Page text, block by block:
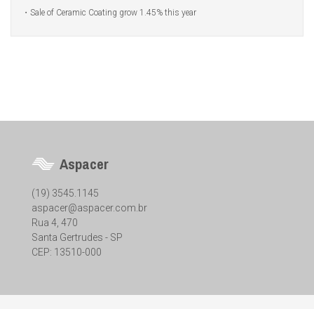
Sale of Ceramic Coating grow 1.45% this year
Aspacer
(19) 3545.1145
aspacer@aspacer.com.br
Rua 4, 470
Santa Gertrudes - SP
CEP: 13510-000